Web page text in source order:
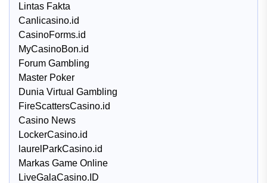
Lintas Fakta
Canlicasino.id
CasinoForms.id
MyCasinoBon.id
Forum Gambling
Master Poker
Dunia Virtual Gambling
FireScattersCasino.id
Casino News
LockerCasino.id
laurelParkCasino.id
Markas Game Online
LiveGalaCasino.ID